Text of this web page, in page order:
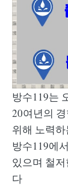
방수119는
20여년의
위해 노력
방수119에
있으며 철
다